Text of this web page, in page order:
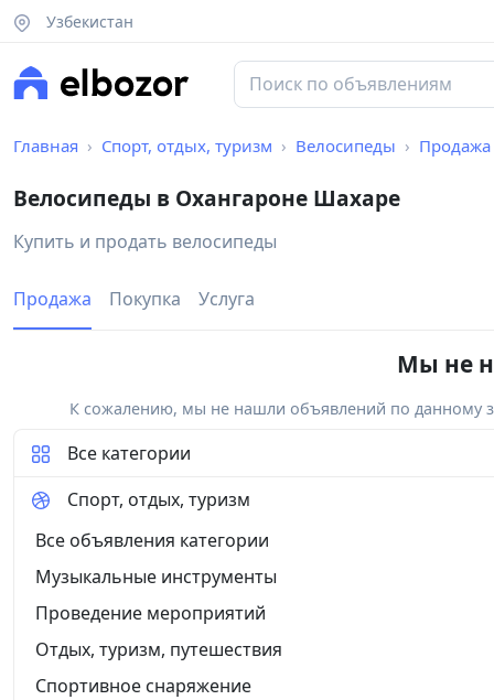
Узбекистан
Главная Спорт, отдых, туризм Велосипеды Продажа
Велосипеды в Охангароне Шахаре
Купить и продать велосипеды
Продажа Покупка Услуга
Мы не
К сожалению, мы не нашли объявлений по данному
Все категории
Спорт, отдых, туризм
Все объявления категории
Музыкальные инструменты
Проведение мероприятий
Отдых, туризм, путешествия
Спортивное снаряжение